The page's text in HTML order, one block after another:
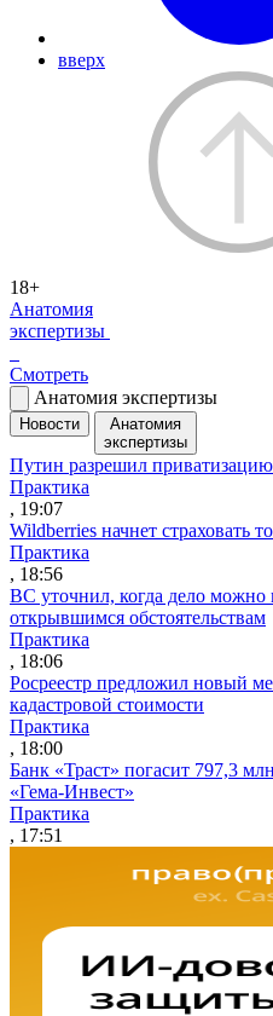
вверх
18+
Анатомия
экспертизы
Смотреть
Анатомия экспертизы
Новости
Анатомия
экспертизы
Путин разрешил
Практика
, 19:07
Wildberries начнет страховать
Практика
, 18:56
ВС уточнил, когда дело можно
открывшимся обстоятельствам
Практика
, 18:06
Росреестр предложил новый
кадастровой стоимости
Практика
, 18:00
Банк «Траст» погасит 797,3
«Гема-Инвест»
Практика
, 17:51